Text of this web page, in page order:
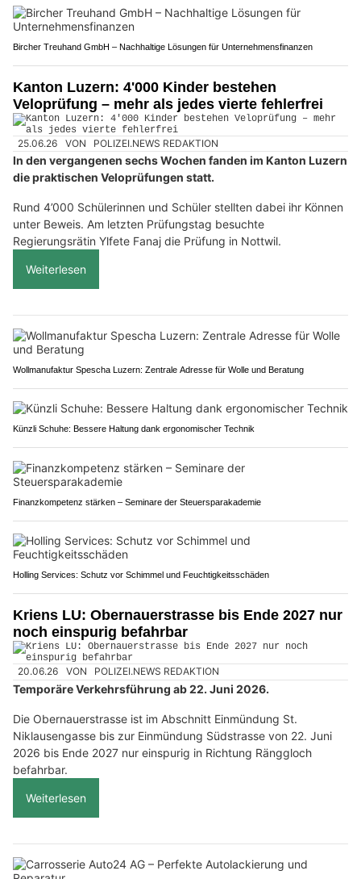
Bircher Treuhand GmbH – Nachhaltige Lösungen für Unternehmensfinanzen
Kanton Luzern: 4'000 Kinder bestehen
Veloprüfung – mehr als jedes vierte fehlerfrei
25.06.26 VON POLIZEI.NEWS REDAKTION
In den vergangenen sechs Wochen fanden im Kanton Luzern
die praktischen Veloprüfungen statt.
Rund 4’000 Schülerinnen und Schüler stellten dabei ihr Können
unter Beweis. Am letzten Prüfungstag besuchte
Regierungsrätin Ylfete Fanaj die Prüfung in Nottwil.
Weiterlesen
Wollmanufaktur Spescha Luzern: Zentrale Adresse für Wolle und Beratung
Künzli Schuhe: Bessere Haltung dank ergonomischer Technik
Finanzkompetenz stärken – Seminare der Steuersparakademie
Holling Services: Schutz vor Schimmel und Feuchtigkeitsschäden
Kriens LU: Obernauerstrasse bis Ende 2027 nur
noch einspurig befahrbar
20.06.26 VON POLIZEI.NEWS REDAKTION
Temporäre Verkehrsführung ab 22. Juni 2026.
Die Obernauerstrasse ist im Abschnitt Einmündung St.
Niklausengasse bis zur Einmündung Südstrasse von 22. Juni
2026 bis Ende 2027 nur einspurig in Richtung Ränggloch
befahrbar.
Weiterlesen